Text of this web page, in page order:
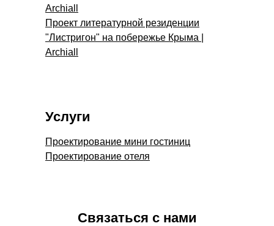
Услуги
Проектирование мини гостиниц
Проектирование отеля
Archiall
Проект литературной резиденции
"Листригон" на побережье Крыма |
Archiall
Связаться с нами